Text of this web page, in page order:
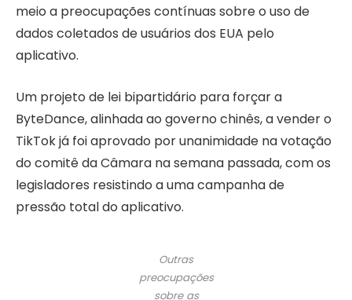
meio a preocupações contínuas sobre o uso de
dados coletados de usuários dos EUA pelo
aplicativo.
Um projeto de lei bipartidário para forçar a
ByteDance, alinhada ao governo chinês, a vender o
TikTok já foi aprovado por unanimidade na votação
do comitê da Câmara na semana passada, com os
legisladores resistindo a uma campanha de
pressão total do aplicativo.
Outras
preocupações
sobre as